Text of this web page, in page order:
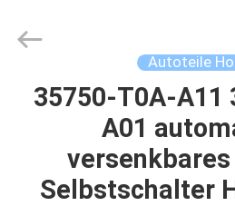
HEIM
PRODUKTE
Parts
Limited.
Autoteile
35750-T0A-A11
A01
Selbstschalter